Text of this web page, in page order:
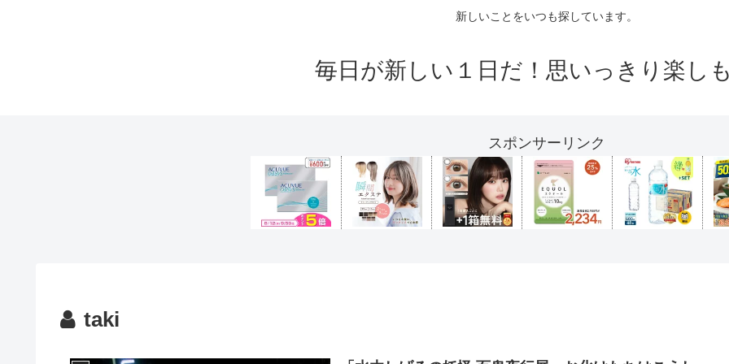
新しいことをいつも探しています。
毎日が新しい１日だ！思いっきり楽し
スポンサーリンク
taki